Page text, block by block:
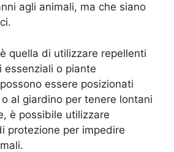
agli animali, ma che siano
quella di utilizzare repellenti
essenziali o piante
essere posizionati
al giardino per tenere lontani
è possibile utilizzare
protezione per impedire